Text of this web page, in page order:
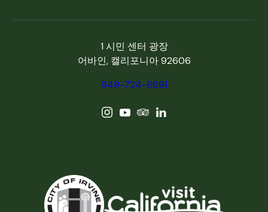
1 시민 센터 광장
어바인, 캘리포니아 92606
949-724-6691